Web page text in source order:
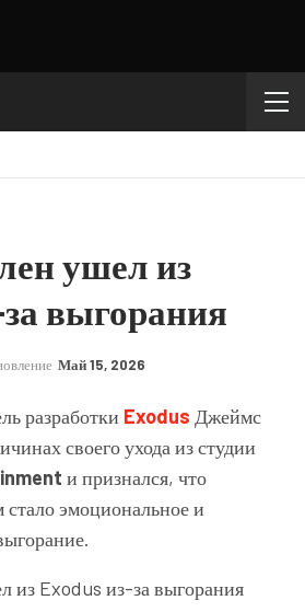
ушел из
выгорания
Май 15, 2026
разработки Exodus Джеймс
своего ухода из студии
и признался, что
эмоциональное и